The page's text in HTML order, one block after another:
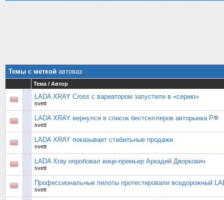
Темы с меткой автоваз
Тема / Автор
LADA XRAY Cross с вариатором запустили в «серию»
svett
LADA XRAY вернулся в список бестселлеров авторынка РФ
svett
LADA XRAY показывает стабильные продажи
svett
LADA Xray опробовал вице-премьер Аркадий Дворкович
svett
Профессиональные пилоты протестировали вседорожный
svett